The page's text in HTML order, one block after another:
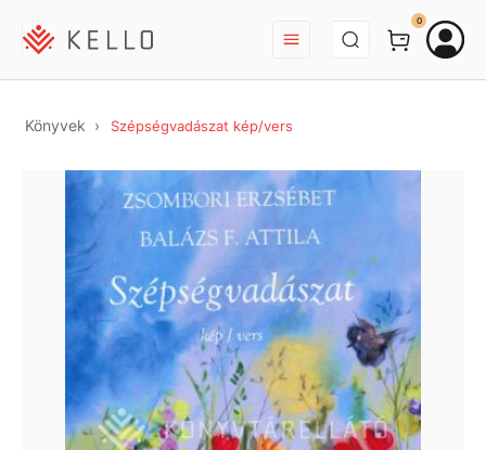
BEJELENTKEZÉS
0
Könyvek Szépségvadászat kép/vers